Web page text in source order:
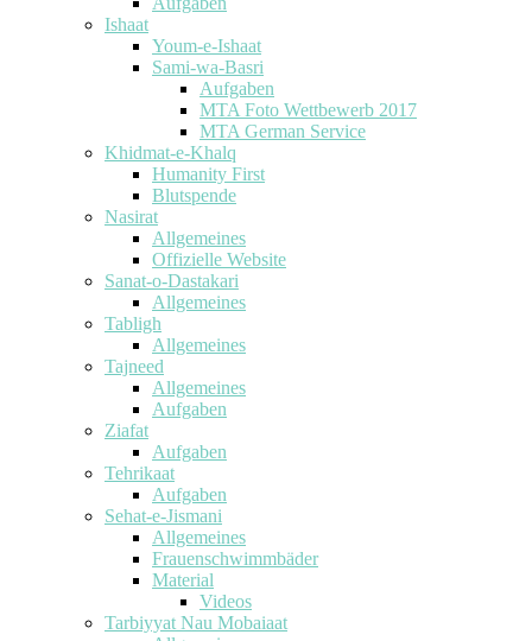
Ishaat
Youm-e-Ishaat
Sami-wa-Basri
Aufgaben
MTA Foto Wettbewerb 2017
MTA German Service
Khidmat-e-Khalq
Humanity First
Blutspende
Nasirat
Allgemeines
Offizielle Website
Sanat-o-Dastakari
Allgemeines
Tabligh
Allgemeines
Tajneed
Allgemeines
Aufgaben
Ziafat
Aufgaben
Tehrikaat
Aufgaben
Sehat-e-Jismani
Allgemeines
Frauenschwimmbäder
Material
Videos
Tarbiyyat Nau Mobaiaat